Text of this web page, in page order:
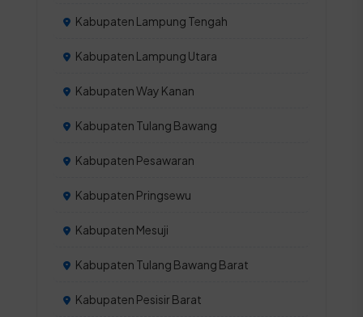
Kabupaten Lampung Tengah
Kabupaten Lampung Utara
Kabupaten Way Kanan
Kabupaten Tulang Bawang
Kabupaten Pesawaran
Kabupaten Pringsewu
Kabupaten Mesuji
Kabupaten Tulang Bawang Barat
Kabupaten Pesisir Barat